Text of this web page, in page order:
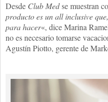
Desde Club Medse muestran
producto es un all inclusive
para hacer«, dice Marina
no es necesario tomarse
Agustín Piotto, gerente de